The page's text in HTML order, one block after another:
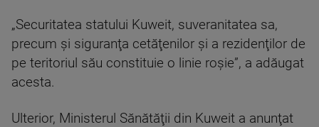
„Securitatea statului Kuweit, suveranitatea sa,
precum şi siguranţa cetăţenilor şi a rezidenţilor de
pe teritoriul său constituie o linie roşie”, a adăugat
acesta.
Ulterior, Ministerul Sănătăţii din Kuweit a anunţat